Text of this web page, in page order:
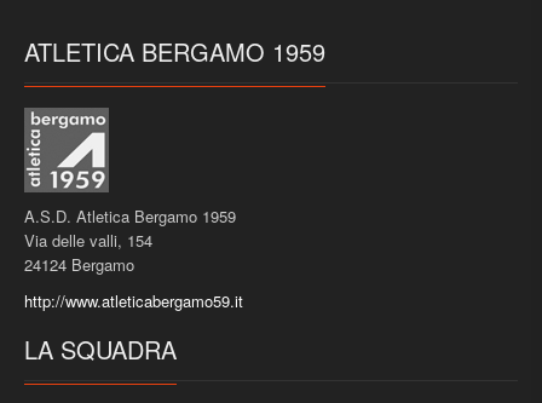
ATLETICA BERGAMO 1959
A.S.D. Atletica Bergamo 1959
Via delle valli, 154
24124 Bergamo
http://www.atleticabergamo59.it
LA SQUADRA